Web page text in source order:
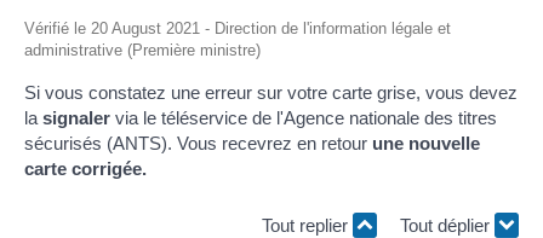
Vérifié le 20 August 2021 - Direction de l'information légale et
administrative (Première ministre)
Si vous constatez une erreur sur votre carte grise, vous devez
la signaler via le téléservice de l'Agence nationale des titres
sécurisés (ANTS). Vous recevrez en retour une nouvelle
carte corrigée.
Tout replier Tout déplier